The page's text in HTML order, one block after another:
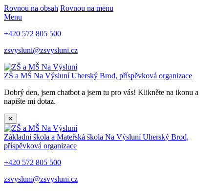
Rovnou na obsah Rovnou na menu
Menu
+420 572 805 500
zsvysluni@zsvysluni.cz
ZŠ a MŠ Na VýsluníUherský Brod, příspěvková organizace
Dobrý den, jsem chatbot a jsem tu pro vás! Klikněte na ikonu a
napište mi dotaz.
✕
Základní škola a Mateřská škola Na VýsluníUherský Brod,
příspěvková organizace
+420 572 805 500
zsvysluni@zsvysluni.cz